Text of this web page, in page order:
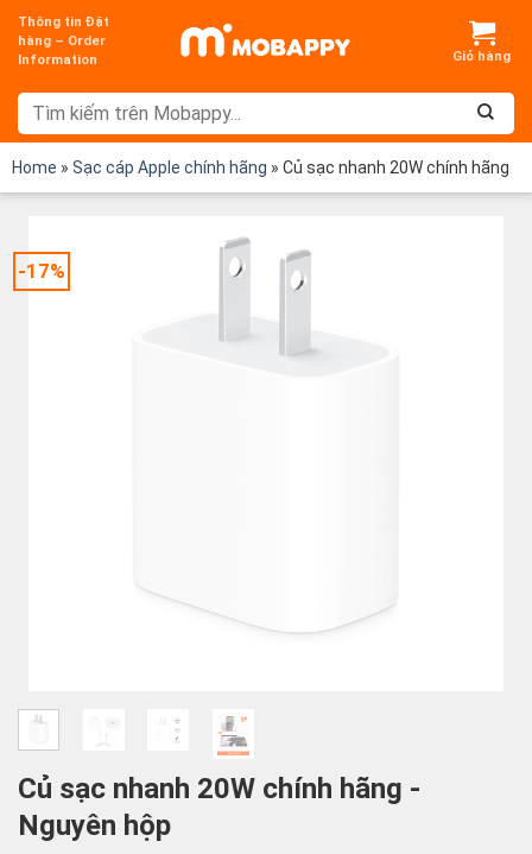
Chuyển
đến
dung
Thông tin Đặt
hàng – Order
Information
Home » Sạc cáp Apple chính hãng » Củ sạc nhanh 20W chính hãng
-17%
Củ sạc nhanh 20W chính hãng -
Nguyên hộp